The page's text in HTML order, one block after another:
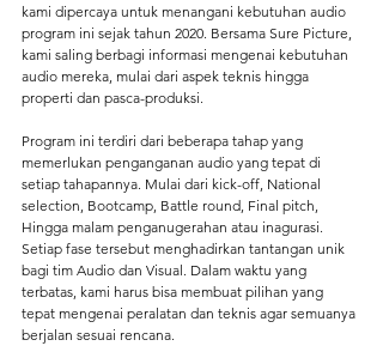
kami dipercaya untuk menangani kebutuhan audio
program ini sejak tahun 2020. Bersama Sure Picture,
kami saling berbagi informasi mengenai kebutuhan
audio mereka, mulai dari aspek teknis hingga
properti dan pasca-produksi.
Program ini terdiri dari beberapa tahap yang
memerlukan penganganan audio yang tepat di
setiap tahapannya. Mulai dari kick-off, National
selection, Bootcamp, Battle round, Final pitch,
Hingga malam penganugerahan atau inagurasi.
Setiap fase tersebut menghadirkan tantangan unik
bagi tim Audio dan Visual. Dalam waktu yang
terbatas, kami harus bisa membuat pilihan yang
tepat mengenai peralatan dan teknis agar semuanya
berjalan sesuai rencana.